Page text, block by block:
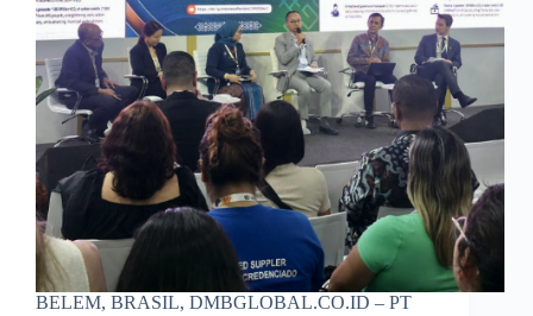
BELEM, BRASIL, DMBGLOBAL.CO.ID – PT